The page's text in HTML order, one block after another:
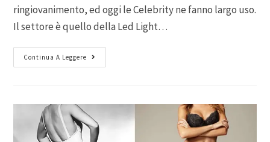
ringiovanimento, ed oggi le Celebrity ne fanno largo uso.
Il settore è quello della Led Light…
Continua A Leggere